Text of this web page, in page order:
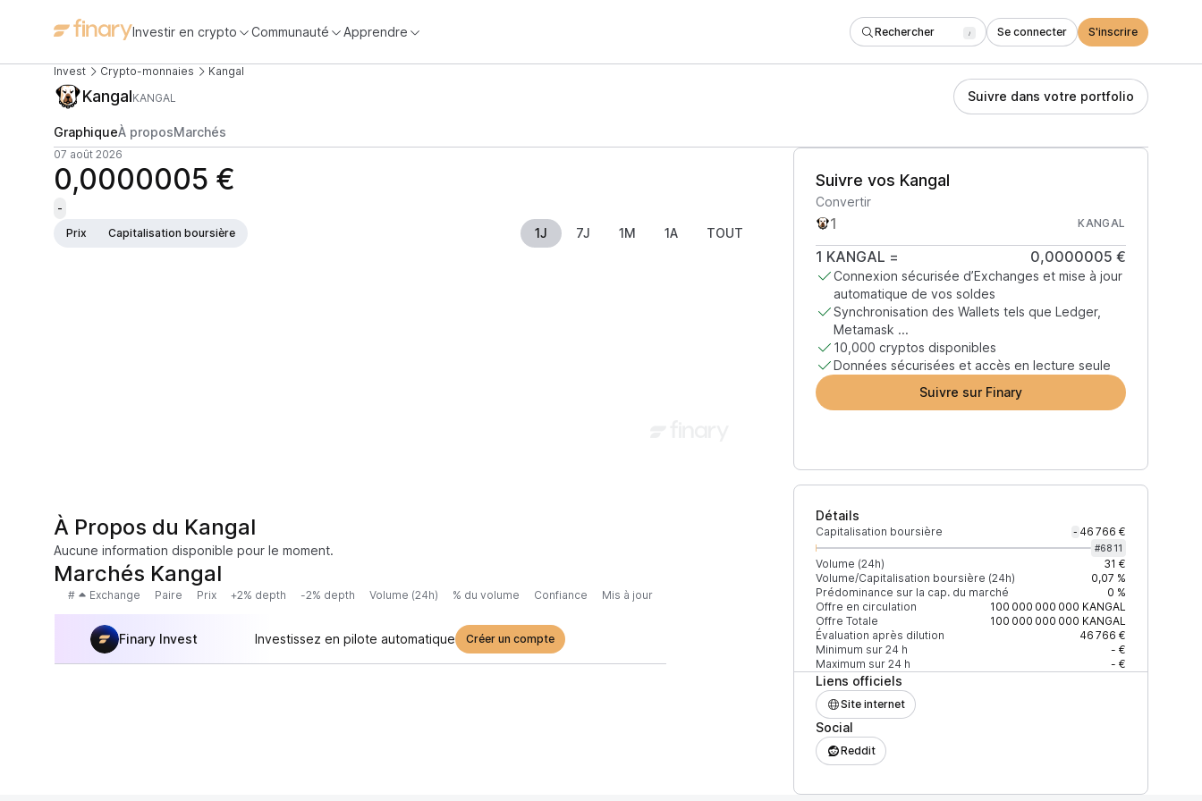
Investir en crypto Communauté Apprendre Rechercher / Se connecter S'inscrire
Invest Crypto-monnaies Kangal
KangalKANGAL Suivre dans votre portfolio
GraphiqueÀ proposMarchés
07 août 2026
0,0000005 €
-
Prix
Capitalisation boursière 1J 7J 1M 1A TOUT
Suivre vos Kangal
Convertir
KANGAL
1 KANGAL = 0,0000005 €
Connexion sécurisée d’Exchanges et mise à jour
automatique de vos soldes
Synchronisation des Wallets tels que Ledger,
Metamask ...
10,000 cryptos disponibles
Données sécurisées et accès en lecture seule
Suivre sur Finary
Détails
Capitalisation boursière - 46 766 €
#6811
Volume (24h)
31 €
Volume/Capitalisation boursière (24h)
0,07 %
Prédominance sur la cap. du marché
0 %
Offre en circulation
100 000 000 000 KANGAL
Offre Totale
100 000 000 000 KANGAL
Évaluation après dilution
46 766 €
Minimum sur 24 h
- €
Maximum sur 24 h
- €
Liens officiels
Site internet
Social
Reddit
À Propos du Kangal
Aucune information disponible pour le moment.
Marchés Kangal
# Exchange Paire Prix +2% depth -2% depth Volume (24h) % du volume Confiance Mis à jour
Finary Invest Investissez en pilote automatique Créer un compte